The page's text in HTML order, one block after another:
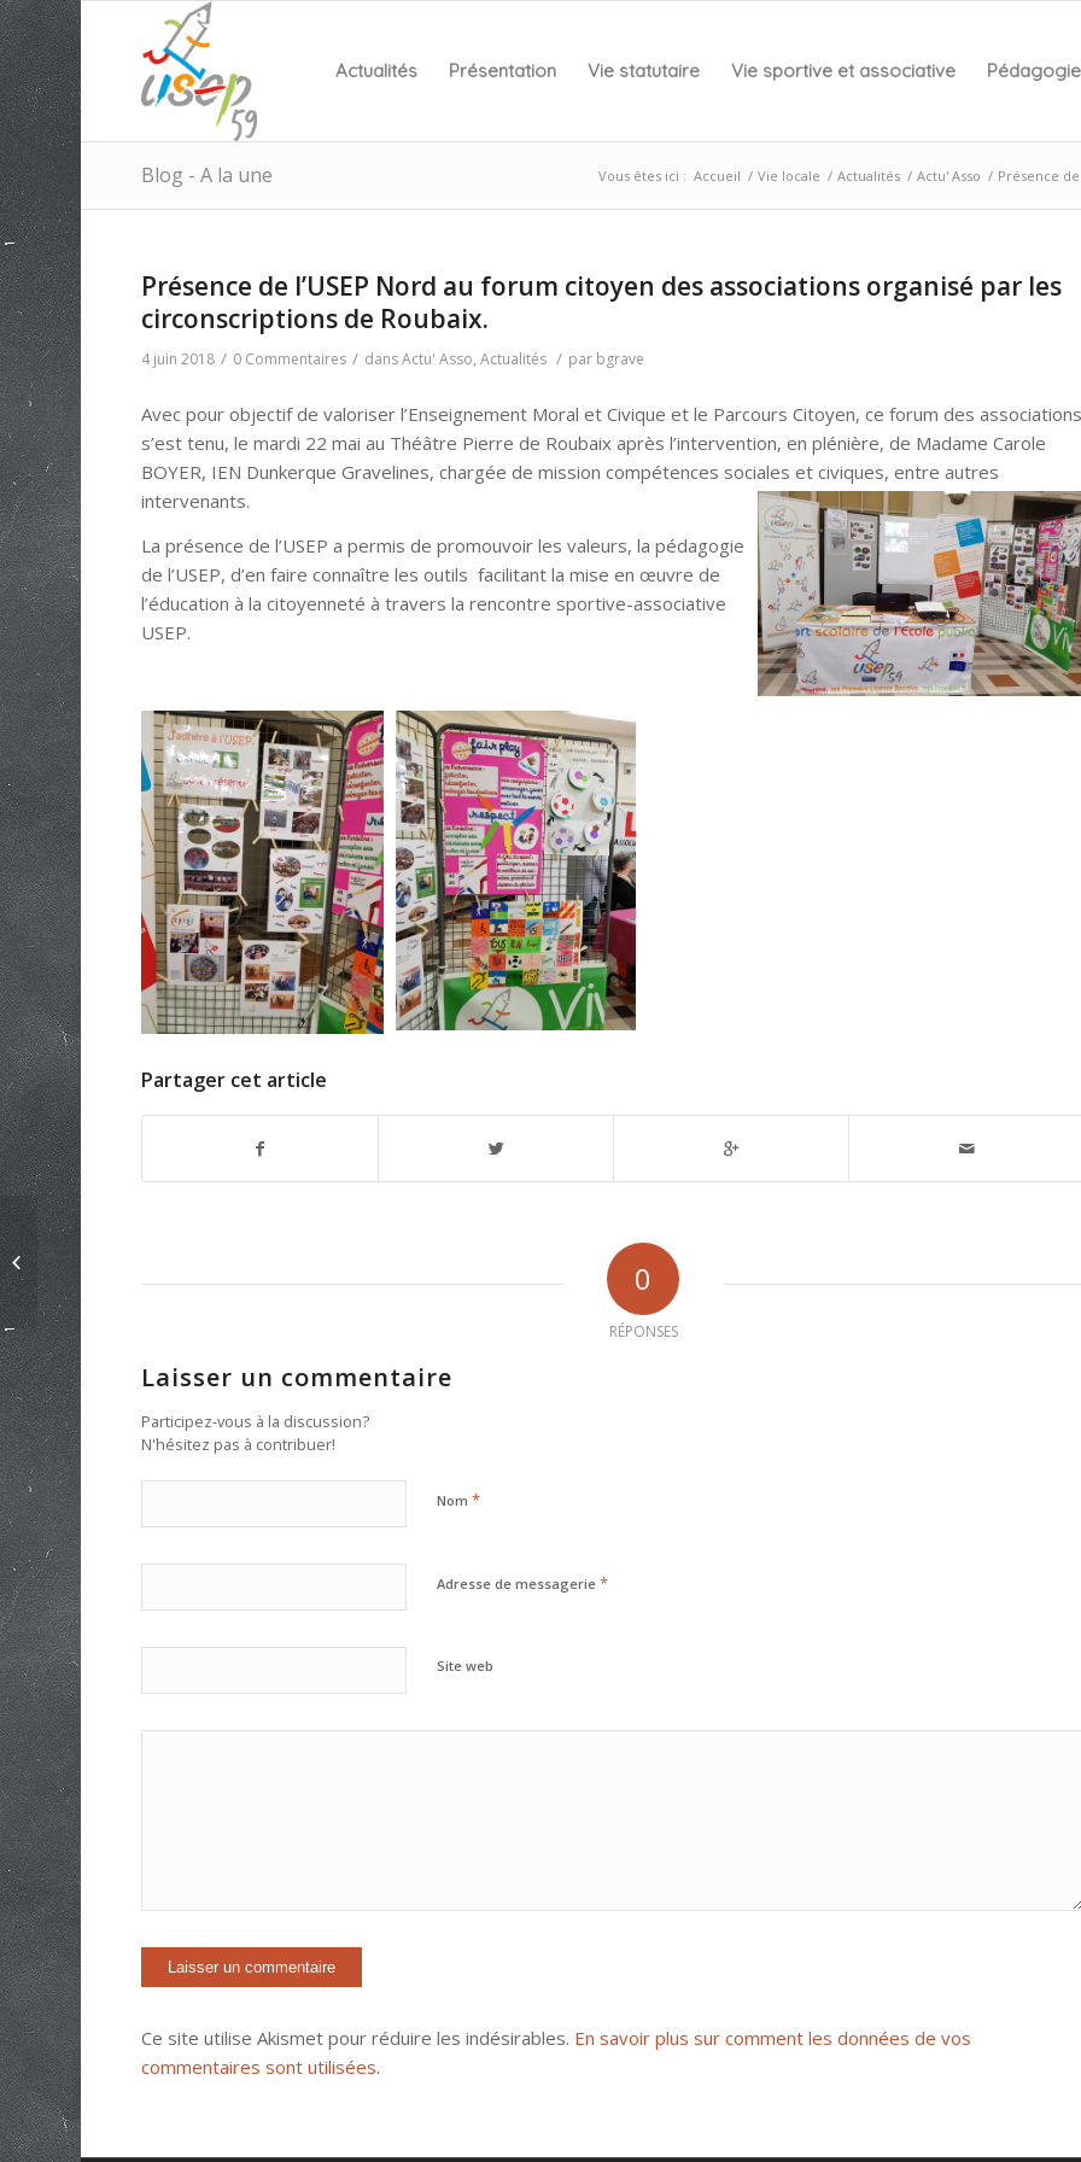
Actualités Présentation Vie statutaire Vie sportive et associative
Blog - A la une Vous êtes ici : Accueil / Vie locale / Actualités / Actu' Asso / Présence
Présence de l’USEP Nord au forum citoyen des associations organisé par les
circonscriptions de Roubaix.
4 juin 2018 / 0 Commentaires / dansActu' Asso,Actualités / par bgrave
Avec pour objectif de valoriser l’Enseignement Moral et Civique et le Parcours Citoyen, ce forum des associations
s’est tenu, le mardi 22 mai au Théâtre Pierre de Roubaix après l’intervention, en plénière, de Madame Carole
BOYER, IEN Dunkerque Gravelines, chargée de mission compétences sociales et civiques, entre autres
intervenants.
La présence de l’USEP a permis de promouvoir les valeurs, la pédagogie
de l’USEP, d’en faire connaître les outils facilitant la mise en œuvre de
l’éducation à la citoyenneté à travers la rencontre sportive-associative
USEP.
Partager cet article
0
RÉPONSES
Laisser un commentaire
Participez-vous à la discussion?
N'hésitez pas à contribuer!
Nom*
Adresse de messagerie*
Site web
Ce site utilise Akismet pour réduire les indésirables. En savoir plus sur comment les données de vos
commentaires sont utilisées.
Les P’tits reporters USEP